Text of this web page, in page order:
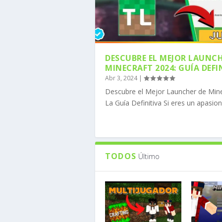
COMO DESCARGAR
MineComunidad
COMO DESCARGAR
MineComunidad
CÓMO INSTALAR
MineComunidad
CÓMO DESCARGAR
MineComunidad
CÓMO DESCARGAR
MineComunidad
DESCUBRE EL MEJOR
MINECRAFT 2024: GUÍA
Abr 3, 2024|
Descubre el Mejor Launcher de
La Guía Definitiva Si eres un
TODOS Último